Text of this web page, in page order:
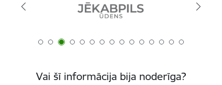
Vai šī informācija bija noderīga?